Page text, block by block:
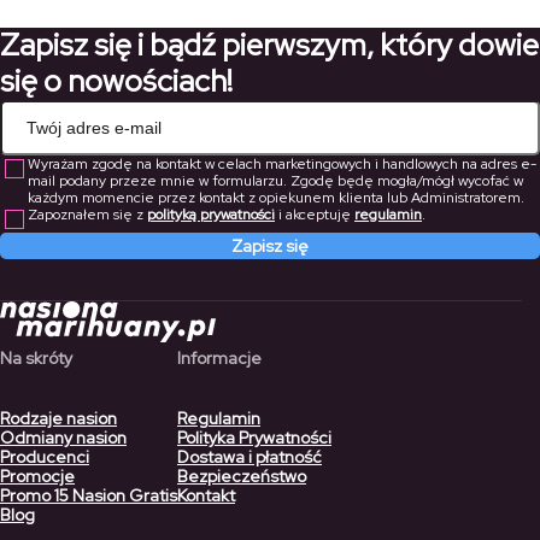
156,10 zł
225,40 zł
Zapisz się i bądź pierwszym, który dowie
się o nowościach!
Wyrażam zgodę na kontakt w celach marketingowych i handlowych na adres e-
mail podany przeze mnie w formularzu. Zgodę będę mogła/mógł wycofać w
każdym momencie przez kontakt z opiekunem klienta lub Administratorem.
Zapoznałem się z polityką prywatnościi akceptuję regulamin.
Zapisz się
Na skróty
Rodzaje nasion
Odmiany nasion
Producenci
Promocje
Promo 15 Nasion Gratis
Blog
Informacje
Regulamin
Polityka Prywatności
Dostawa i płatność
Bezpieczeństwo
Kontakt